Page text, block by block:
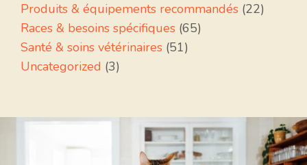
Produits & équipements recommandés (22)
Races & besoins spécifiques (65)
Santé & soins vétérinaires (51)
Uncategorized (3)